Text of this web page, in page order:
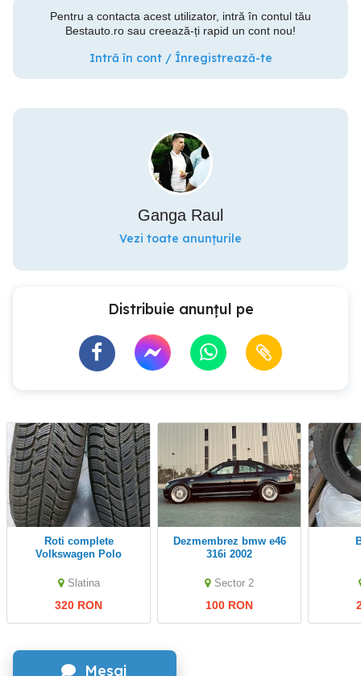
Pentru a contacta acest utilizator, intră în contul tău
Bestauto.ro sau creează-ți rapid un cont nou!
Intră în cont / Înregistrează-te
Mesaj
Ganga Raul
Vezi toate anunțurile
Distribuie anunțul pe
Roti complete
Volkswagen Polo
Slatina
320 RON
dezmembrez bmw e46
316i 2002
Sector 2
100 RON